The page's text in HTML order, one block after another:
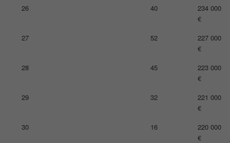
26
40
234 000
€
27
52
227 000
€
28
45
223 000
€
29
32
221 000
€
30
16
220 000
€